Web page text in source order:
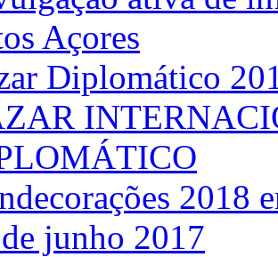
Açores
Diplomático
2018
junho 2017